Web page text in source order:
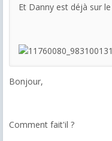
Et Danny est déjà sur le
Bonjour,
Comment fait'il ?